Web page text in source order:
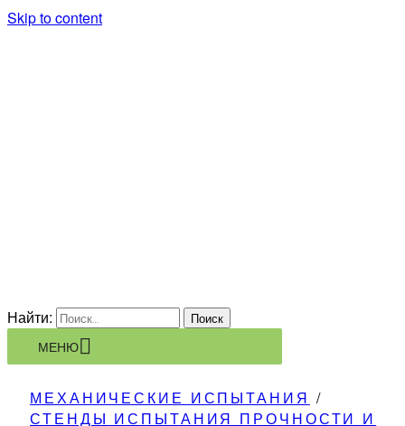
Skip to content
Найти:
МЕНЮ
МЕХАНИЧЕСКИЕ ИСПЫТАНИЯ /
СТЕНДЫ ИСПЫТАНИЯ ПРОЧНОСТИ И